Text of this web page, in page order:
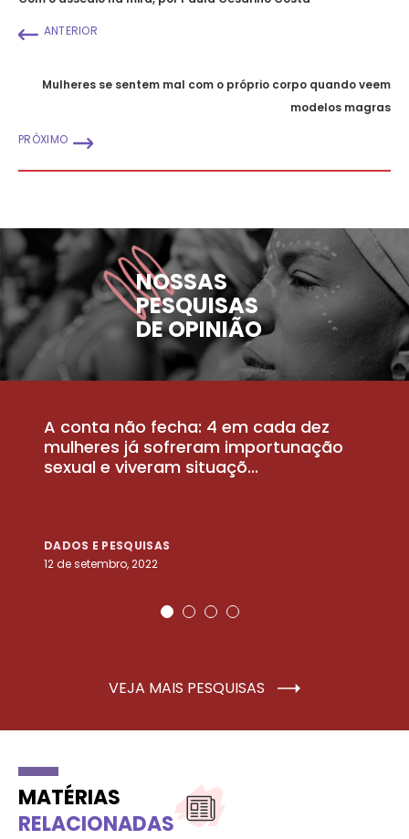
ANTERIOR
Mulheres se sentem mal com o próprio corpo quando veem
modelos magras
PRÓXIMO
NOSSAS
PESQUISAS
DE OPINIÃO
A conta não fecha: 4 em cada dez
mulheres já sofreram importunação
sexual e viveram situaçõ...
DADOS E PESQUISAS
12 de setembro, 2022
VEJA MAIS PESQUISAS
MATÉRIAS
RELACIONADAS